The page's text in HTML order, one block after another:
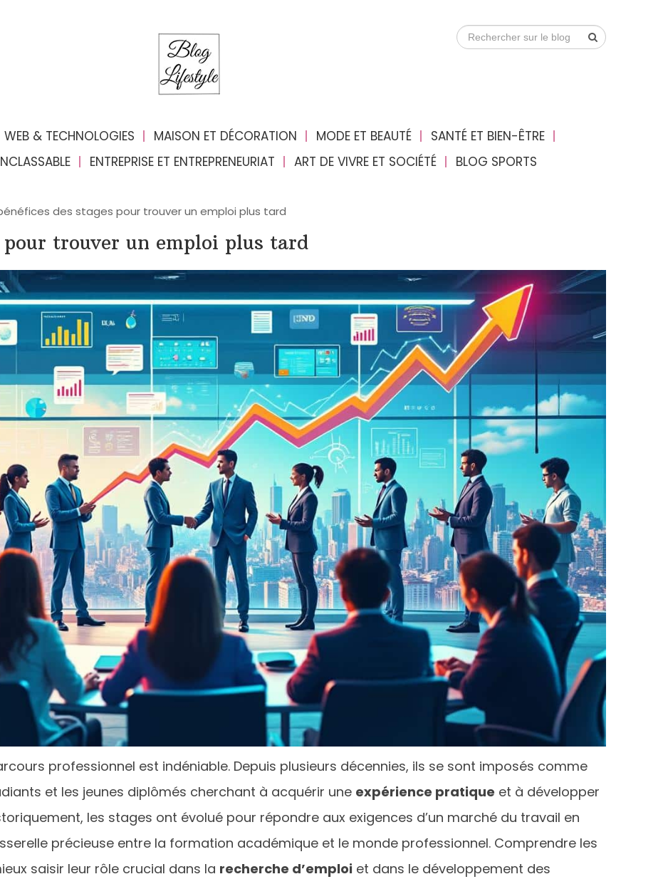
WEB & TECHNOLOGIES MAISON ET DÉCORATION MODE ET BEAUTÉ
SANTÉ ET BIEN-ÊTRE
ENTREPRISE ET ENTREPRENEURIAT ART DE VIVRE ET SOCIÉTÉ BLOG SPORTS
des stages pour trouver un emploi plus tard
pour trouver un emploi plus tard
professionnel est indéniable. Depuis plusieurs décennies, ils se sont imposés comme
et les jeunes diplômés cherchant à acquérir une expérience pratique et à développer
les stages ont évolué pour répondre aux exigences d’un marché du travail en
précieuse entre la formation académique et le monde professionnel. Comprendre les
saisir leur rôle crucial dans la recherche d’emploi et dans le développement des